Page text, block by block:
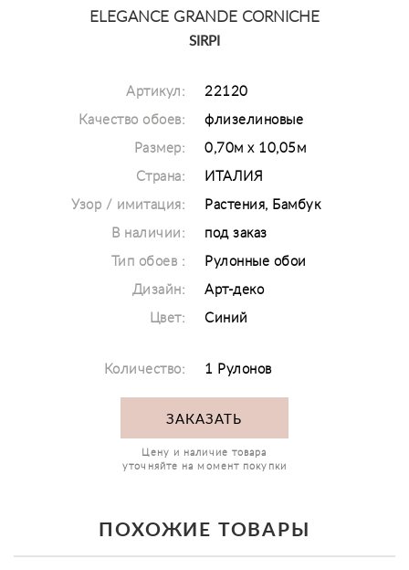
ELEGANCE GRANDE CORNICHE
SIRPI
Артикул: 22120
Качество обоев: флизелиновые
Размер: 0,70м х 10,05м
Страна: ИТАЛИЯ
Узор / имитация: Растения, Бамбук
В наличии: под заказ
Тип обоев : Рулонные обои
Дизайн: Арт-деко
Цвет: Синий
Количество: 1 Рулонов
ЗАКАЗАТЬ
Цену и наличие товара
уточняйте на момент покупки
ПОХОЖИЕ ТОВАРЫ